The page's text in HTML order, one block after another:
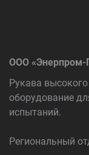
ООО «Энерпром-
Рукава
оборудование
испытаний.
Региональный